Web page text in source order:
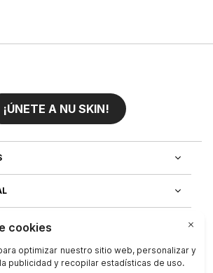
¡ÚNETE A NU SKIN!
APLICACIONES